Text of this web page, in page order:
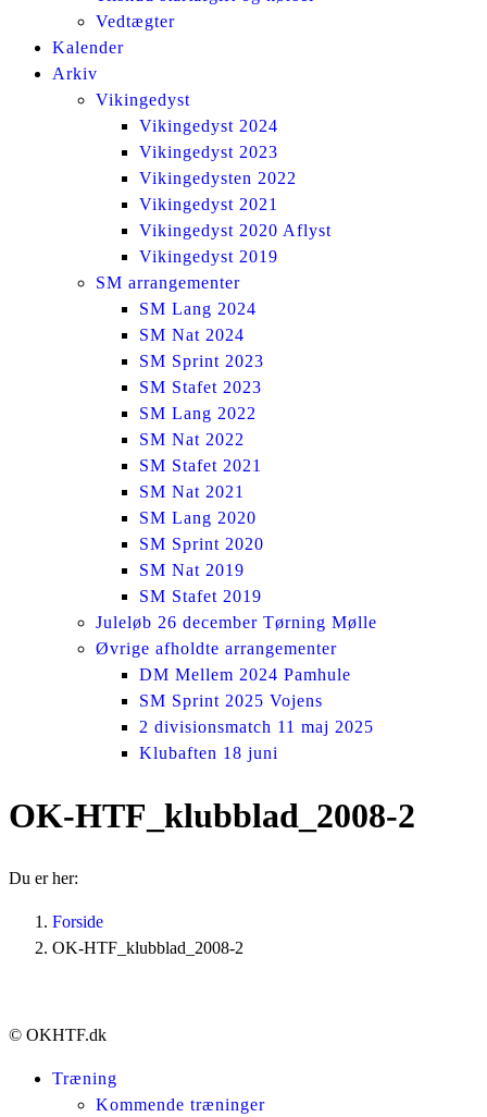
Vedtægter
Kalender
Arkiv
Vikingedyst
Vikingedyst 2024
Vikingedyst 2023
Vikingedysten 2022
Vikingedyst 2021
Vikingedyst 2020 Aflyst
Vikingedyst 2019
SM arrangementer
SM Lang 2024
SM Nat 2024
SM Sprint 2023
SM Stafet 2023
SM Lang 2022
SM Nat 2022
SM Stafet 2021
SM Nat 2021
SM Lang 2020
SM Sprint 2020
SM Nat 2019
SM Stafet 2019
Juleløb 26 december Tørning Mølle
Øvrige afholdte arrangementer
DM Mellem 2024 Pamhule
SM Sprint 2025 Vojens
2 divisionsmatch 11 maj 2025
Klubaften 18 juni
OK-HTF_klubblad_2008-2
Du er her:
Forside
OK-HTF_klubblad_2008-2
© OKHTF.dk
Træning
Kommende træninger